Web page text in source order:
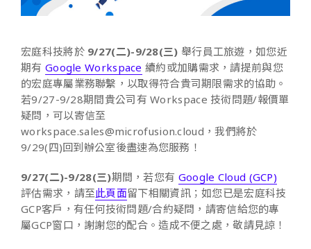
宏庭科技將於 9/27(二)-9/28(三) 舉行員工旅遊，如您近
期有 Google Workspace 續約或加購需求，請提前與您
的宏庭專屬業務聯繫，以取得符合貴司期限需求的協助。
若9/27-9/28期間貴公司有 Workspace 技術問題/報價單
疑問，可以寄信至
workspace.sales@microfusion.cloud，我們將於
9/29(四)回到辦公室後盡速為您服務！
9/27(二)-9/28(三)期間，若您有 Google Cloud (GCP)
評估需求，請至此頁面留下相關資訊；如您已是宏庭科技
GCP客戶，有任何技術問題/合約疑問，請寄信給您的專
屬GCP窗口，謝謝您的配合。造成不便之處，敬請見諒！